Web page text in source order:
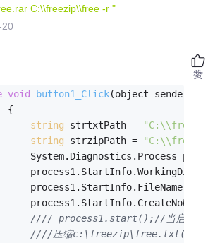
C:\\freezip\\free -r "
void button1_Click(object sender,
{
string strtxtPath =
string strzipPath =
System.Diagnostics.Process
process1.StartInfo.FileName =
//// process1.start();//当启动该方法
////压缩c:\freezip\free.txt(即文件
赞